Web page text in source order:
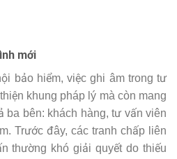
mới
bảo hiểm, việc ghi âm trong tư
khung pháp lý mà còn mang
ba bên: khách hàng, tư vấn viên
Trước đây, các tranh chấp liên
thường khó giải quyết do thiếu